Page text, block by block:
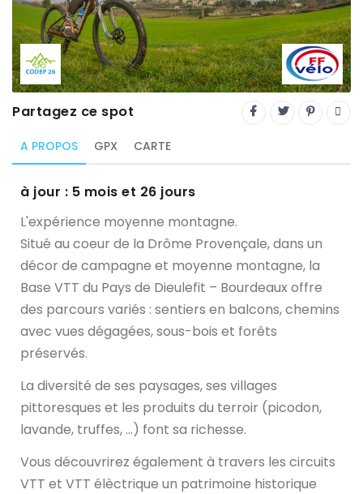
Trial
XC Rando - VTTAE
XCO
Partagez ce spot
A PROPOS GPX CARTE
à jour : 5 mois et 26 jours
L'expérience moyenne montagne.
Situé au coeur de la Drôme Provençale, dans un
décor de campagne et moyenne montagne, la
Base VTT du Pays de Dieulefit – Bourdeaux offre
des parcours variés : sentiers en balcons, chemins
avec vues dégagées, sous-bois et forêts
préservés.
La diversité de ses paysages, ses villages
pittoresques et les produits du terroir (picodon,
lavande, truffes, …) font sa richesse.
Vous découvrirez également à travers les circuits
VTT et VTT élèctrique un patrimoine historique